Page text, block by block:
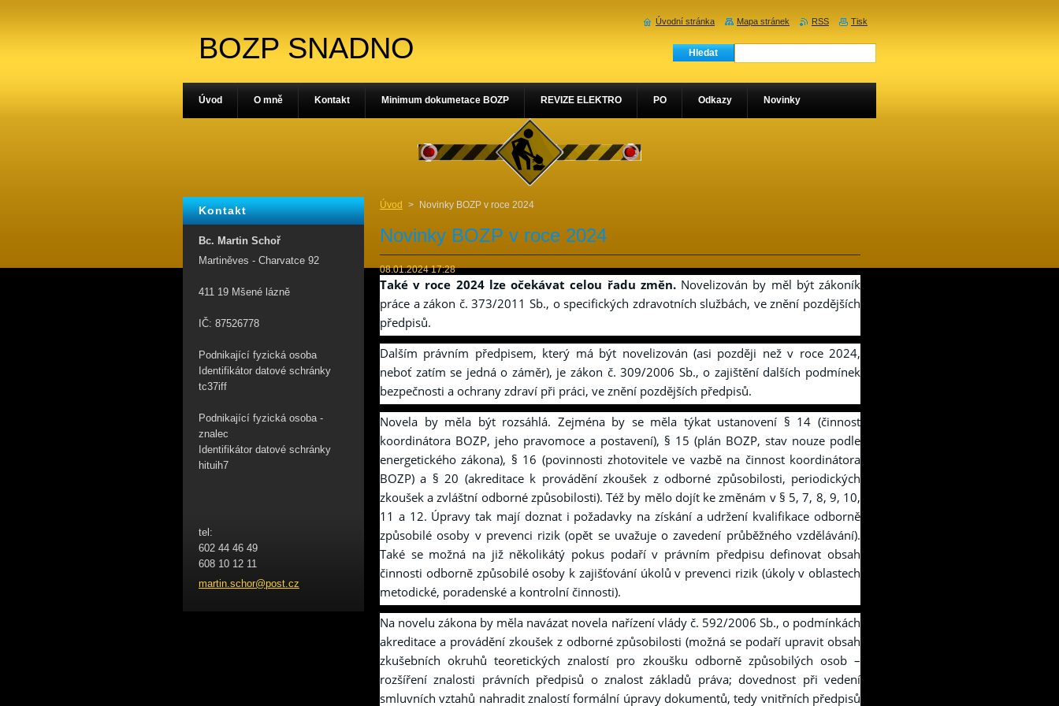
BOZP SNADNO
Úvod > Novinky BOZP v roce 2024
Novinky BOZP v roce 2024
08.01.2024 17:28
Také v roce 2024 lze očekávat celou řadu změn.Novelizován by měl být zákoník
práce a zákon č. 373/2011 Sb., o specifických zdravotních službách, ve znění pozdějších
předpisů.
Dalším právním předpisem, který má být novelizován (asi později než v roce 2024,
neboť zatím se jedná o záměr), je zákon č. 309/2006 Sb., o zajištění dalších podmínek
bezpečnosti a ochrany zdraví při práci, ve znění pozdějších předpisů.
Novela by měla být rozsáhlá. Zejména by se měla týkat ustanovení § 14 (činnost
koordinátora BOZP, jeho pravomoce a postavení), § 15 (plán BOZP, stav nouze podle
energetického zákona), § 16 (povinnosti zhotovitele ve vazbě na činnost koordinátora
BOZP) a § 20 (akreditace k provádění zkoušek z odborné způsobilosti, periodických
zkoušek a zvláštní odborné způsobilosti). Též by mělo dojít ke změnám v § 5, 7, 8, 9, 10,
11 a 12. Úpravy tak mají doznat i požadavky na získání a udržení kvalifikace odborně
způsobilé osoby v prevenci rizik (opět se uvažuje o zavedení průběžného vzdělávání).
Také se možná na již několikátý pokus podaří v právním předpisu definovat obsah
činnosti odborně způsobilé osoby k zajišťování úkolů v prevenci rizik (úkoly v oblastech
metodické, poradenské a kontrolní činnosti).
Na novelu zákona by měla navázat novela nařízení vlády č. 592/2006 Sb., o podmínkách
akreditace a provádění zkoušek z odborné způsobilosti (možná se podaří upravit obsah
zkušebních okruhů teoretických znalostí pro zkoušku odborně způsobilých osob –
rozšíření znalosti právních předpisů o znalost základů práva; dovednost při vedení
smluvních vztahů nahradit znalostí formální úpravy dokumentů, tedy vnitřních předpisů
Kontakt
Bc. Martin Schoř
Martiněves - Charvatce 92
411 19 Mšené lázně
IČ: 87526778
Podnikající fyzická osoba
Identifikátor datové schránky
tc37iff
Podnikající fyzická osoba -
znalec
Identifikátor datové schránky
hituih7
tel:
602 44 46 49
608 10 12 11
martin.schor@post.cz
Úvod O mně Kontakt Minimum dokumetace BOZP REVIZE ELEKTRO PO Odkazy Novinky
Úvodní stránka Mapa stránek RSS Tisk